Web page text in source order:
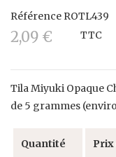
Référence ROTL439
2,09 € TTC
Tila Miyuki Opaque
de 5 grammes
Quantité